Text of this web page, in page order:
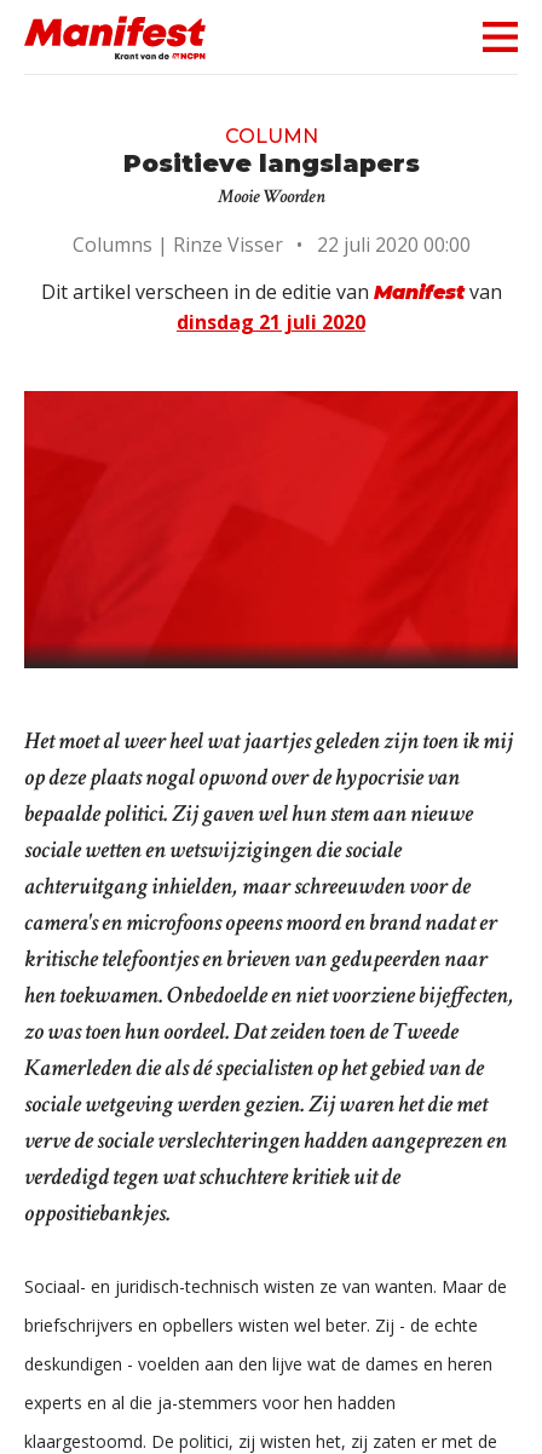
Skip navigation
COLUMN
Positieve langslapers
Mooie Woorden
Columns | Rinze Visser •
22 juli 2020 00:00
Dit artikel verscheen in de editie van Manifestvan
dinsdag 21 juli 2020
Het moet al weer heel wat jaartjes geleden zijn toen ik mij
op deze plaats nogal opwond over de hypocrisie van
bepaalde politici. Zij gaven wel hun stem aan nieuwe
sociale wetten en wetswijzigingen die sociale
achteruitgang inhielden, maar schreeuwden voor de
camera's en microfoons opeens moord en brand nadat er
kritische telefoontjes en brieven van gedupeerden naar
hen toekwamen. Onbedoelde en niet voorziene bijeffecten,
zo was toen hun oordeel. Dat zeiden toen de Tweede
Kamerleden die als dé specialisten op het gebied van de
sociale wetgeving werden gezien. Zij waren het die met
verve de sociale verslechteringen hadden aangeprezen en
verdedigd tegen wat schuchtere kritiek uit de
oppositiebankjes.
Sociaal- en juridisch-technisch wisten ze van wanten. Maar de
briefschrijvers en opbellers wisten wel beter. Zij - de echte
deskundigen - voelden aan den lijve wat de dames en heren
experts en al die ja-stemmers voor hen hadden
klaargestoomd. De politici, zij wisten het, zij zaten er met de